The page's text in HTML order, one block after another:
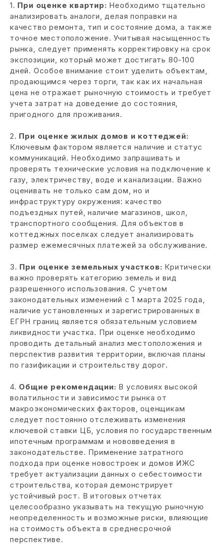
1. При оценке квартир: Необходимо тщательно
анализировать аналоги, делая поправки на
качество ремонта, тип и состояние дома, а также
точное местоположение. Учитывая насыщенность
рынка, следует применять корректировку на срок
экспозиции, который может достигать 80-100
дней. Особое внимание стоит уделить объектам,
продающимся через торги, так как их начальная
цена не отражает рыночную стоимость и требует
учета затрат на доведение до состояния,
пригодного для проживания.
2. При оценке жилых домов и коттеджей:
Ключевым фактором является наличие и статус
коммуникаций. Необходимо запрашивать и
проверять технические условия на подключение к
газу, электричеству, воде и канализации. Важно
оценивать не только сам дом, но и
инфраструктуру окружения: качество
подъездных путей, наличие магазинов, школ,
транспортного сообщения. Для объектов в
коттеджных поселках следует анализировать
размер ежемесячных платежей за обслуживание.
3. При оценке земельных участков: Критически
важно проверять категорию земель и вид
разрешенного использования. С учетом
законодательных изменений с 1 марта 2025 года,
наличие установленных и зарегистрированных в
ЕГРН границ является обязательным условием
ликвидности участка. При оценке необходимо
проводить детальный анализ местоположения и
перспектив развития территории, включая планы
по газификации и строительству дорог.
4. Общие рекомендации: В условиях высокой
волатильности и зависимости рынка от
макроэкономических факторов, оценщикам
следует постоянно отслеживать изменения
ключевой ставки ЦБ, условия по государственным
ипотечным программам и нововведения в
законодательстве. Применение затратного
подхода при оценке новостроек и домов ИЖС
требует актуализации данных о себестоимости
строительства, которая демонстрирует
устойчивый рост. В итоговых отчетах
целесообразно указывать на текущую рыночную
неопределенность и возможные риски, влияющие
на стоимость объекта в среднесрочной
перспективе.